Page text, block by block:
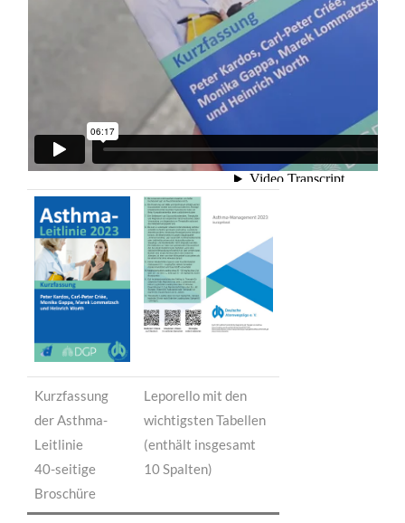
Kurzfassung
der Asthma-
Leitlinie
40-seitige
Broschüre
Leporello mit den
wichtigsten Tabellen
(enthält insgesamt
10 Spalten)